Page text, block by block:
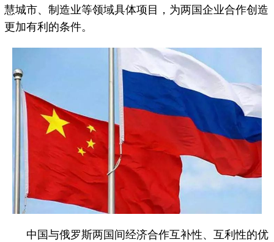
慧城市、制造业等领域具体项目，为两国企业合作创造
更加有利的条件。
中国与俄罗斯两国间经济合作互补性、互利性的优